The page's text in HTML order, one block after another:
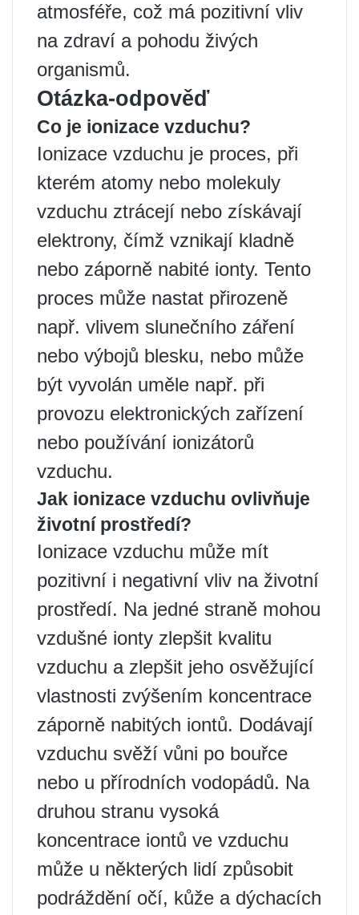
atmosféře, což má pozitivní vliv
na zdraví a pohodu živých
organismů.
Otázka-odpověď
Co je ionizace vzduchu?
Ionizace vzduchu je proces, při
kterém atomy nebo molekuly
vzduchu ztrácejí nebo získávají
elektrony, čímž vznikají kladně
nebo záporně nabité ionty. Tento
proces může nastat přirozeně
např. vlivem slunečního záření
nebo výbojů blesku, nebo může
být vyvolán uměle např. při
provozu elektronických zařízení
nebo používání ionizátorů
vzduchu.
Jak ionizace vzduchu ovlivňuje
životní prostředí?
Ionizace vzduchu může mít
pozitivní i negativní vliv na životní
prostředí. Na jedné straně mohou
vzdušné ionty zlepšit kvalitu
vzduchu a zlepšit jeho osvěžující
vlastnosti zvýšením koncentrace
záporně nabitých iontů. Dodávají
vzduchu svěží vůni po bouřce
nebo u přírodních vodopádů. Na
druhou stranu vysoká
koncentrace iontů ve vzduchu
může u některých lidí způsobit
podráždění očí, kůže a dýchacích